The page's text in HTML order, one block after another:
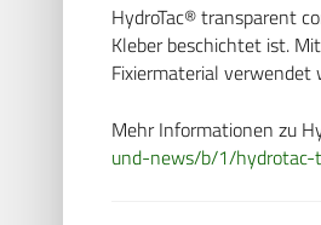
HydroTac® transparent
Kleber beschichtet ist.
Fixiermaterial verwendet
Mehr Informationen zu
und-news/b/1/hydrotac-